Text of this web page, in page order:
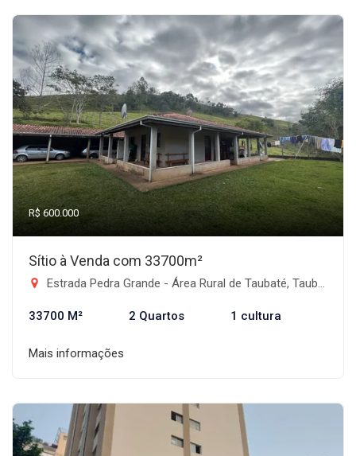
R$ 600.000
Sítio à Venda com 33700m²
Estrada Pedra Grande - Área Rural de Taubaté, Taubaté-SP
33700 M² 2 Quartos 1 cultura
Mais informações